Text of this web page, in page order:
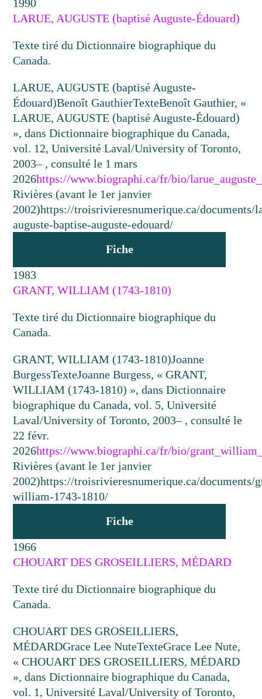
1990
LARUE, AUGUSTE (baptisé Auguste-Édouard)
Texte tiré du Dictionnaire biographique du
Canada.
LARUE, AUGUSTE (baptisé Auguste-
Édouard)Benoît GauthierTexteBenoît Gauthier, «
LARUE, AUGUSTE (baptisé Auguste-Édouard)
», dans Dictionnaire biographique du Canada,
vol. 12, Université Laval/University of Toronto,
2003– , consulté le 1 mars
2026https://www.biographi.ca/fr/bio/
Rivières (avant le 1er janvier
2002)https://troisrivieresnumerique.ca/documents/
auguste-baptise-auguste-edouard/
Fiche
1983
GRANT, WILLIAM (1743-1810)
Texte tiré du Dictionnaire biographique du
Canada.
GRANT, WILLIAM (1743-1810)Joanne
BurgessTexteJoanne Burgess, « GRANT,
WILLIAM (1743-1810) », dans Dictionnaire
biographique du Canada, vol. 5, Université
Laval/University of Toronto, 2003– , consulté le
22 févr.
2026https://www.biographi.ca/fr/bio/
Rivières (avant le 1er janvier
2002)https://troisrivieresnumerique.ca/documents/
william-1743-1810/
Fiche
1966
CHOUART DES GROSEILLIERS, MÉDARD
Texte tiré du Dictionnaire biographique du
Canada.
CHOUART DES GROSEILLIERS,
MÉDARDGrace Lee NuteTexteGrace Lee Nute,
« CHOUART DES GROSEILLIERS, MÉDARD
», dans Dictionnaire biographique du Canada,
vol. 1, Université Laval/University of Toronto,